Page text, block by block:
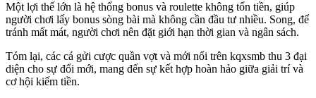
Một lợi thế lớn là hệ thống bonus và roulette không tốn tiền, giúp
người chơi lấy bonus sòng bài mà không cần đầu tư nhiều. Song, để
tránh mất mát, người chơi nên đặt giới hạn thời gian và ngân sách.
Tóm lại, các cá gửi cược quần vợt và mới nổi trên kqxsmb thu 3 đại
diện cho sự đổi mới, mang đến sự kết hợp hoàn hảo giữa giải trí và
cơ hội kiếm tiền.